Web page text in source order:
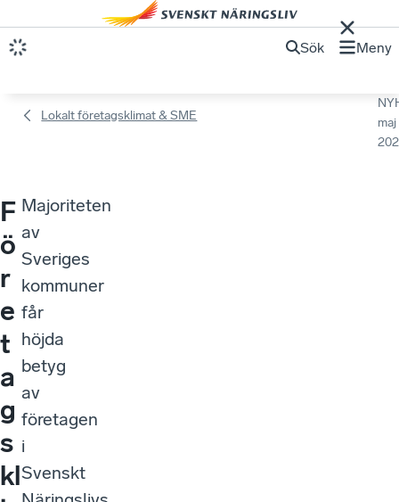
Sök Meny
Lokalt företagsklimat & SME
maj
F
ö
r
e
t
a
g
s
kl
Majoriteten
av
Sveriges
kommuner
får
höjda
betyg
av
företagen
i
Svenskt